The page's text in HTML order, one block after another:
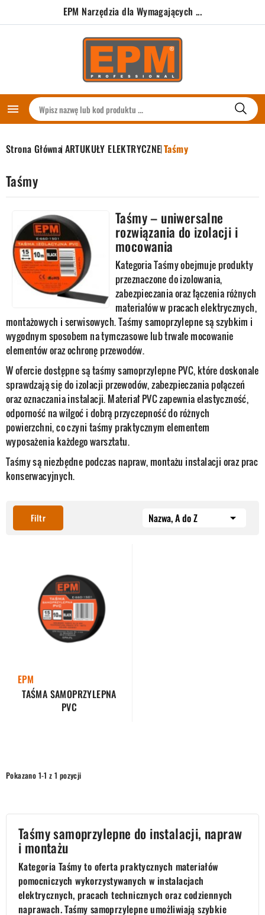
EPM Narzędzia dla Wymagających ...

Strona Główna ARTUKUŁY ELEKTRYCZNETaśmy
Taśmy
Taśmy – uniwersalne
rozwiązania do izolacji i
mocowania
Kategoria Taśmy obejmuje produkty
przeznaczone do izolowania,
zabezpieczania oraz łączenia różnych
materiałów w pracach elektrycznych,
montażowych i serwisowych. Taśmy samoprzylepne są szybkim i
wygodnym sposobem na tymczasowe lub trwałe mocowanie
elementów oraz ochronę przewodów.
W ofercie dostępne są taśmy samoprzylepne PVC, które doskonale
sprawdzają się do izolacji przewodów, zabezpieczania połączeń
oraz oznaczania instalacji. Materiał PVC zapewnia elastyczność,
odporność na wilgoć i dobrą przyczepność do różnych
powierzchni, co czyni taśmy praktycznym elementem
wyposażenia każdego warsztatu.
Taśmy są niezbędne podczas napraw, montażu instalacji oraz prac
konserwacyjnych.
Filtr Nazwa, A do Z 
EPM
TAŚMA SAMOPRZYLEPNA
PVC
Pokazano 1-1 z 1 pozycji
Taśmy samoprzylepne do instalacji, napraw
i montażu
Kategoria Taśmy to oferta praktycznych materiałów
pomocniczych wykorzystywanych w instalacjach
elektrycznych, pracach technicznych oraz codziennych
naprawach. Taśmy samoprzylepne umożliwiają szybkie